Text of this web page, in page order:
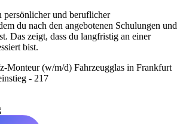
persönlicher und beruflicher
du nach den angebotenen Schulungen und
Das zeigt, dass du langfristig an einer
bist.
Monteur (w/m/d) Fahrzeugglas in Frankfurt
- 217